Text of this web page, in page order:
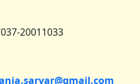
20011033